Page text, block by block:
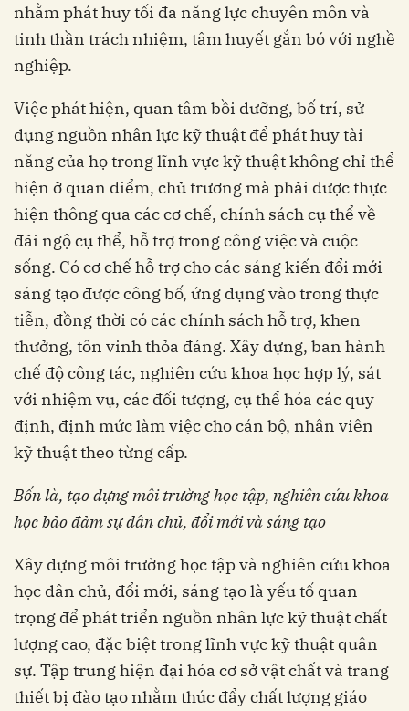
nhằm phát huy tối đa năng lực chuyên môn và
tinh thần trách nhiệm, tâm huyết gắn bó với nghề
nghiệp.
Việc phát hiện, quan tâm bồi dưỡng, bố trí, sử
dụng nguồn nhân lực kỹ thuật để phát huy tài
năng của họ trong lĩnh vực kỹ thuật không chỉ thể
hiện ở quan điểm, chủ trương mà phải được thực
hiện thông qua các cơ chế, chính sách cụ thể về
đãi ngộ cụ thể, hỗ trợ trong công việc và cuộc
sống. Có cơ chế hỗ trợ cho các sáng kiến đổi mới
sáng tạo được công bố, ứng dụng vào trong thực
tiễn, đồng thời có các chính sách hỗ trợ, khen
thưởng, tôn vinh thỏa đáng. Xây dựng, ban hành
chế độ công tác, nghiên cứu khoa học hợp lý, sát
với nhiệm vụ, các đối tượng, cụ thể hóa các quy
định, định mức làm việc cho cán bộ, nhân viên
kỹ thuật theo từng cấp.
Bốn là, tạo dựng môi trường học tập, nghiên cứu khoa
học bảo đảm sự dân chủ, đổi mới và sáng tạo
Xây dựng môi trường học tập và nghiên cứu khoa
học dân chủ, đổi mới, sáng tạo là yếu tố quan
trọng để phát triển nguồn nhân lực kỹ thuật chất
lượng cao, đặc biệt trong lĩnh vực kỹ thuật quân
sự. Tập trung hiện đại hóa cơ sở vật chất và trang
thiết bị đào tạo nhằm thúc đẩy chất lượng giáo